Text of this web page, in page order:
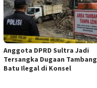
Anggota DPRD Sultra Jadi
Tersangka Dugaan Tambang
Batu Ilegal di Konsel